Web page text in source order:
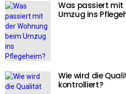
Was passiert mit
Umzug ins
Wie wird die
kontrolliert?